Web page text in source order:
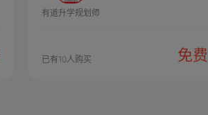
有道升学规划师
已有10人购买 免费